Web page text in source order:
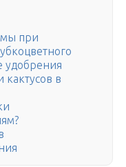
при
кактусов в